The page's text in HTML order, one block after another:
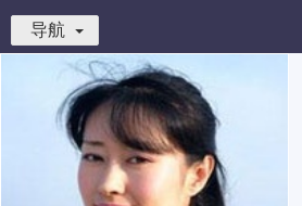
导航